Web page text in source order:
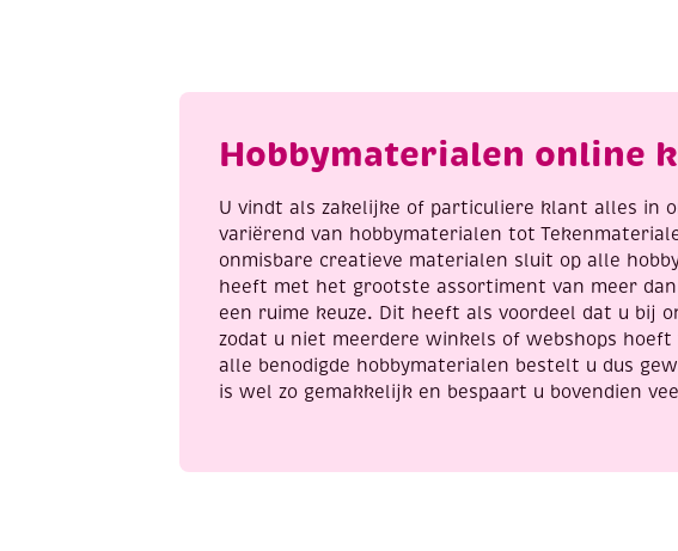
Hobbymaterialen online
U vindt als zakelijke of particuliere klant alles in
variërend van hobbymaterialen tot
onmisbare creatieve materialen sluit op alle
heeft met het grootste assortiment van meer
een ruime keuze. Dit heeft als voordeel dat u bij
zodat u niet meerdere winkels of webshops hoeft
alle benodigde hobbymaterialen bestelt u dus
is wel zo gemakkelijk en bespaart u bovendien